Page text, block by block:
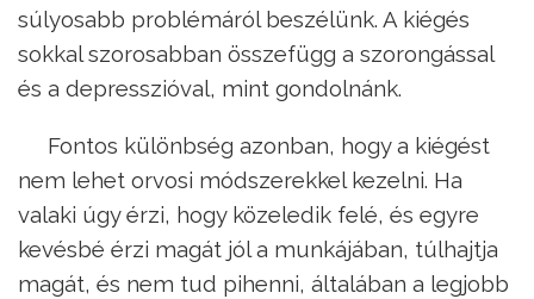
súlyosabb problémáról beszélünk. A kiégés
sokkal szorosabban összefügg a szorongással
és a depresszióval, mint gondolnánk.
Fontos különbség azonban, hogy a kiégést
nem lehet orvosi módszerekkel kezelni. Ha
valaki úgy érzi, hogy közeledik felé, és egyre
kevésbé érzi magát jól a munkájában, túlhajtja
magát, és nem tud pihenni, általában a legjobb